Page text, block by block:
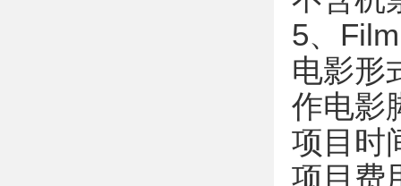
5、
电影形
作电影
项目时
项目费